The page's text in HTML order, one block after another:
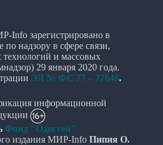
Info зарегистрировано в
надзору в сфере связи,
и массовых
29 января 2020 года.
ЭЛ № ФС 77 – 77646.
информационной
Фонд "Одиссей"
издания МИР-Info Пипия О.